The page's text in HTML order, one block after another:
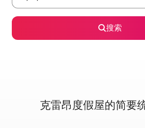
搜索
克雷昂度假屋的简要